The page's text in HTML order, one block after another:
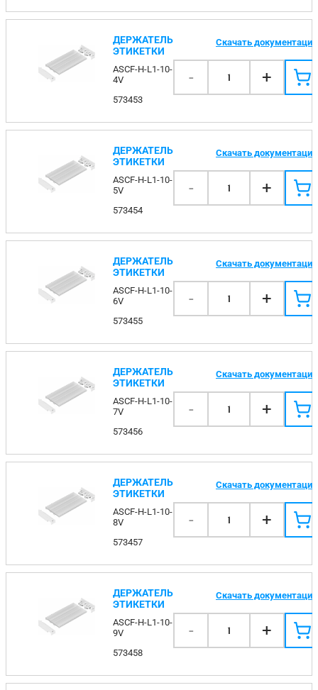
ДЕРЖАТЕЛЬ
ЭТИКЕТКИ
ASCF-H-L1-10-
4V
573453
Скачать
- 1 +
ДЕРЖАТЕЛЬ
ЭТИКЕТКИ
ASCF-H-L1-10-
5V
573454
Скачать
- 1 +
ДЕРЖАТЕЛЬ
ЭТИКЕТКИ
ASCF-H-L1-10-
6V
573455
Скачать
- 1 +
ДЕРЖАТЕЛЬ
ЭТИКЕТКИ
ASCF-H-L1-10-
7V
573456
Скачать
- 1 +
ДЕРЖАТЕЛЬ
ЭТИКЕТКИ
ASCF-H-L1-10-
8V
573457
Скачать
- 1 +
ДЕРЖАТЕЛЬ
ЭТИКЕТКИ
ASCF-H-L1-10-
9V
573458
Скачать
- 1 +